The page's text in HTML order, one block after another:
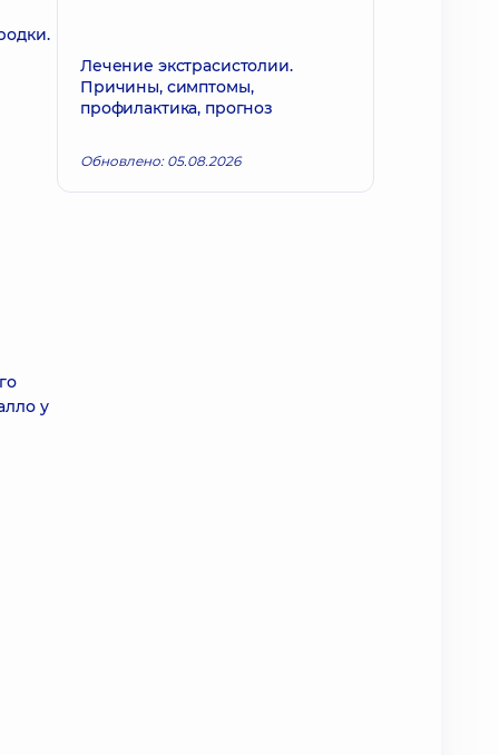
у
Лечение экстрасистолии.
Причины, симптомы,
профилактика, прогноз
Обновлено: 05.08.2026